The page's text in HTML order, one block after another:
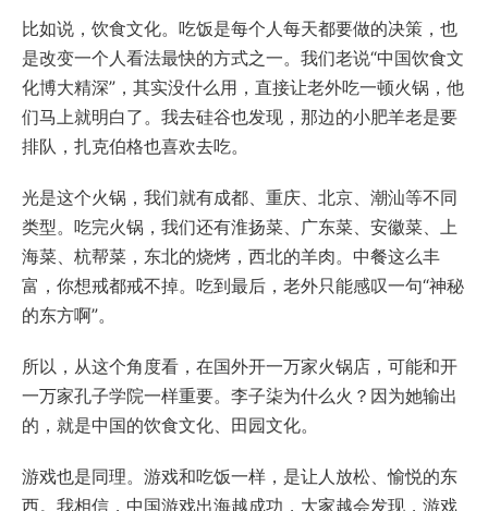
比如说，饮食文化。吃饭是每个人每天都要做的决策，也
是改变一个人看法最快的方式之一。我们老说“中国饮食文
化博大精深”，其实没什么用，直接让老外吃一顿火锅，他
们马上就明白了。我去硅谷也发现，那边的小肥羊老是要
排队，扎克伯格也喜欢去吃。
光是这个火锅，我们就有成都、重庆、北京、潮汕等不同
类型。吃完火锅，我们还有淮扬菜、广东菜、安徽菜、上
海菜、杭帮菜，东北的烧烤，西北的羊肉。中餐这么丰
富，你想戒都戒不掉。吃到最后，老外只能感叹一句“神秘
的东方啊”。
所以，从这个角度看，在国外开一万家火锅店，可能和开
一万家孔子学院一样重要。李子柒为什么火？因为她输出
的，就是中国的饮食文化、田园文化。
游戏也是同理。游戏和吃饭一样，是让人放松、愉悦的东
西。我相信，中国游戏出海越成功，大家越会发现，游戏